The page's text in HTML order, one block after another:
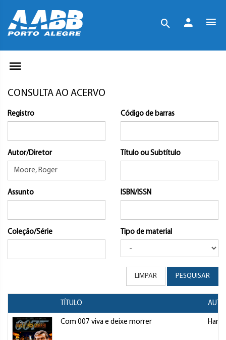
CONSULTA AO ACERVO
Registro Código de barras
Autor/Diretor Título ou Subtítulo
Assunto ISBN/ISSN
Coleção/Série Tipo de material
LIMPAR PESQUISAR
TÍTULO
Com 007 viva e deixe morrer